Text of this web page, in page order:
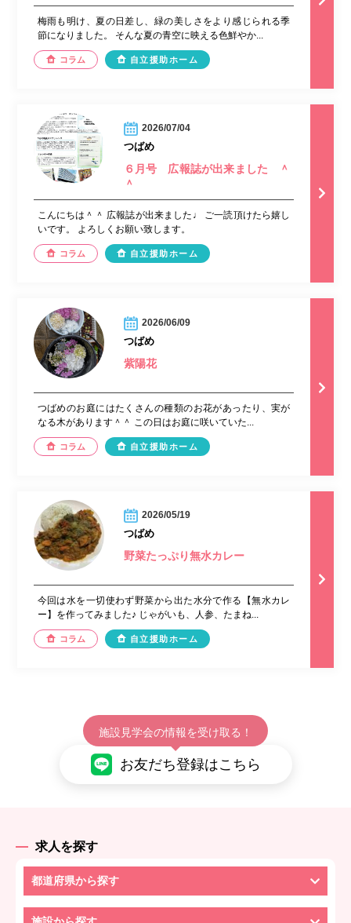
梅雨も明け、夏の日差し、緑の美しさをより感じられる季
節になりました。 そんな夏の青空に映える色鮮やか...
コラム 自立援助ホーム
2026/07/04
つばめ
６月号 広報誌が出来ました ＾
＾
こんにちは＾＾ 広報誌が出来ました♩ ご一読頂けたら嬉し
いです。 よろしくお願い致します。
コラム 自立援助ホーム
2026/06/09
つばめ
紫陽花
つばめのお庭にはたくさんの種類のお花があったり、実が
なる木があります＾＾ この日はお庭に咲いていた...
コラム 自立援助ホーム
2026/05/19
つばめ
野菜たっぷり無水カレー
今回は水を一切使わず野菜から出た水分で作る【無水カレ
ー】を作ってみました♪ じゃがいも、人参、たまね...
コラム 自立援助ホーム
施設見学会の情報を受け取る！
お友だち登録はこちら
求人を探す
都道府県から探す